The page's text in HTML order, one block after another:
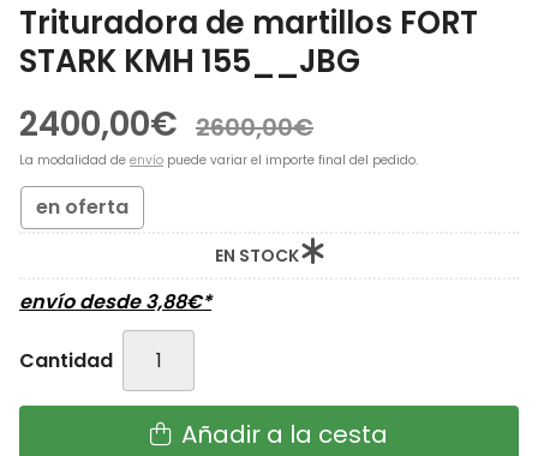
Trituradora de martillos FORT
STARK KMH 155__JBG
2400,00€ 2600,00€
La modalidad de envío puede variar el importe final del pedido.
en oferta
EN STOCK
envío desde3,88€*
Cantidad
Añadir a la cesta